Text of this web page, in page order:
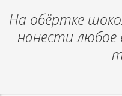
На обёртке
нанести любое